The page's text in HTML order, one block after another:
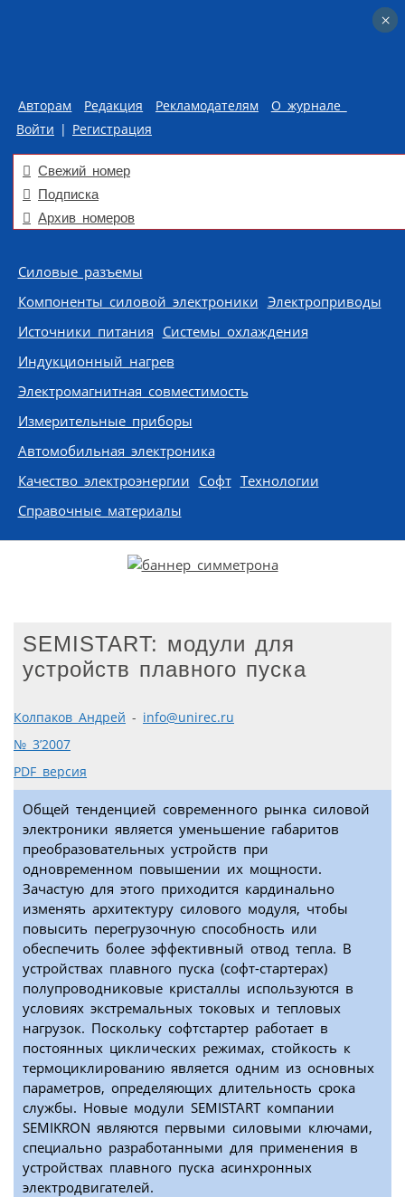
Авторам Редакция Рекламодателям
О журнале
Войти | Регистрация
Свежий номер
Подписка
Архив номеров
Skip to content
Силовые разъемы
Компоненты силовой электроники Электроприводы
Источники питания Системы охлаждения
Индукционный нагрев
Электромагнитная совместимость
Измерительные приборы
Автомобильная электроника
Качество электроэнергии Софт Технологии
Справочные материалы
SEMISTART: модули для
устройств плавного пуска
Колпаков Андрей - info@unirec.ru
№ 3’2007
PDF версия
Общей тенденцией современного рынка силовой
электроники является уменьшение габаритов
преобразовательных устройств при
одновременном повышении их мощности.
Зачастую для этого приходится кардинально
изменять архитектуру силового модуля, чтобы
повысить перегрузочную способность или
обеспечить более эффективный отвод тепла. В
устройствах плавного пуска (софт-стартерах)
полупроводниковые кристаллы используются в
условиях экстремальных токовых и тепловых
нагрузок. Поскольку софтстартер работает в
постоянных циклических режимах, стойкость к
термоциклированию является одним из основных
параметров, определяющих длительность срока
службы. Новые модули SEMISTART компании
SEMIKRON являются первыми силовыми ключами,
специально разработанными для применения в
устройствах плавного пуска асинхронных
электродвигателей.
×
×